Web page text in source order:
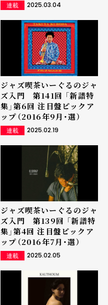
連載 2025.03.04
ジャズ喫茶いーぐるのジャ
ズ入門 第141回 「新譜特
集」第6回 注目盤ピックア
ップ（2016年9月・選）
連載 2025.02.19
ジャズ喫茶いーぐるのジャ
ズ入門 第139回 「新譜特
集」第4回 注目盤ピックア
ップ（2016年7月・選）
連載 2025.02.05